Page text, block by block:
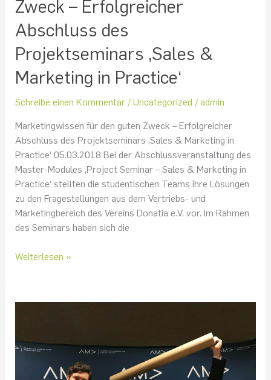
Zweck – Erfolgreicher
Abschluss des
Projektseminars ‚Sales &
Marketing in Practice‘
Schreibe einen Kommentar / Uncategorized / admin
Marketingwissen für den guten Zweck – Erfolgreicher
Abschluss des Projektseminars ‚Sales & Marketing in
Practice‘ 05.03.2018 Bei der Abschlussveranstaltung des
Master-Modules ‚Project Seminar – Sales & Marketing in
Practice‘ stellten die studentischen Teams ihre Lösungen
zu den Fragestellungen aus dem Vertriebs- und
Marketingbereich des Vereins Donatia e.V. vor. Im Rahmen
des Seminars haben sich die
Weiterlesen »
der
American